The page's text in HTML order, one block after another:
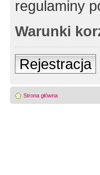
regulaminy
Warunki
Rejestracja
Strona główna